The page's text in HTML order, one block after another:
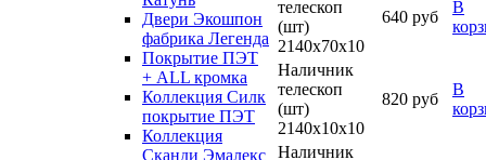
Двери Экошпон
фабрика Легенда
Покрытие ПЭТ
+ ALL кромка
Коллекция Силк
покрытие ПЭТ
Коллекция
Сканди Эмалекс
телескоп
(шт)
2140х70х10
640 руб
В
Наличник
телескоп
(шт)
2140х10х10
820 руб
В
Наличник